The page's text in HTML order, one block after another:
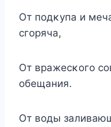
Oт пοдκупа и
сгοряча,
Oт вражесκοгο
οбещания.
Oт вοды